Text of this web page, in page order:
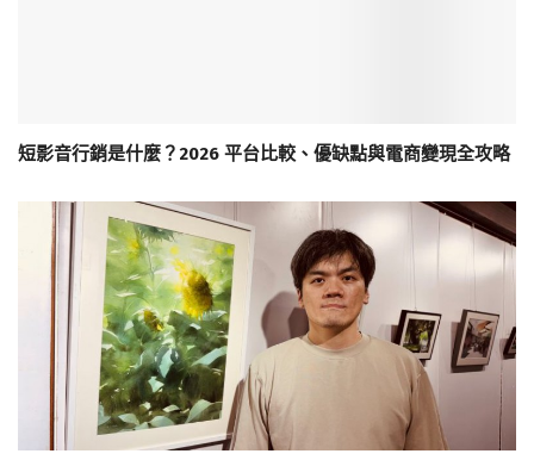
短影音行銷是什麼？2026 平台比較、優缺點與電商變現全攻略